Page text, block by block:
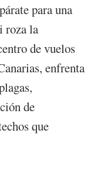
para una
roza la
de vuelos
enfrenta
de
que